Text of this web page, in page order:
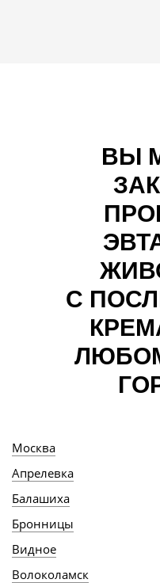
ВЫ
С
Москва
Апрелевка
Балашиха
Бронницы
Видное
Волоколамск